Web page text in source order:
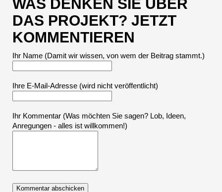
WAS DENKEN SIE ÜBER
DAS PROJEKT? JETZT
KOMMENTIEREN
Ihr Name (Damit wir wissen, von wem der Beitrag stammt.)
Ihre E-Mail-Adresse (wird nicht veröffentlicht)
Ihr Kommentar (Was möchten Sie sagen? Lob, Ideen,
Anregungen - alles ist willkommen!)